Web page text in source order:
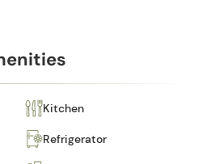
Kitchen
Refrigerator